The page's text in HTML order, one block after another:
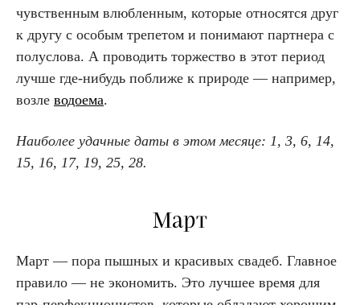
чувственным влюбленным, которые относятся друг
к другу с особым трепетом и понимают партнера с
полуслова. А проводить торжество в этот период
лучше где-нибудь поближе к природе — например,
возле водоема.
Наиболее удачные даты в этом месяце: 1, 3, 6, 14,
15, 16, 17, 19, 25, 28.
Март
Март — пора пышных и красивых свадеб. Главное
правило — не экономить. Это лучшее время для